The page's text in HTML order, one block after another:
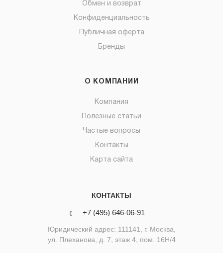
Обмен и возврат
Конфиденциальность
Публичная оферта
Бренды
О КОМПАНИИ
Компания
Полезные статьи
Частые вопросы
Контакты
Карта сайта
КОНТАКТЫ
+7 (495) 646-06-91
Юридический адрес: 111141, г. Москва,
ул. Плеханова, д. 7, этаж 4, пом. 16Н/4